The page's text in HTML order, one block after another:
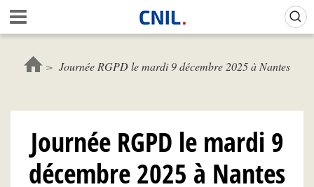
Aller
au
contenu
principal
c
u
l
C
N
Journée RGPD le mardi 9 décembre 2025 à Nantes
Journée RGPD le mardi 9
décembre 2025 à Nantes
Gestion de vos préférences sur les cookies (témoins de connexion)